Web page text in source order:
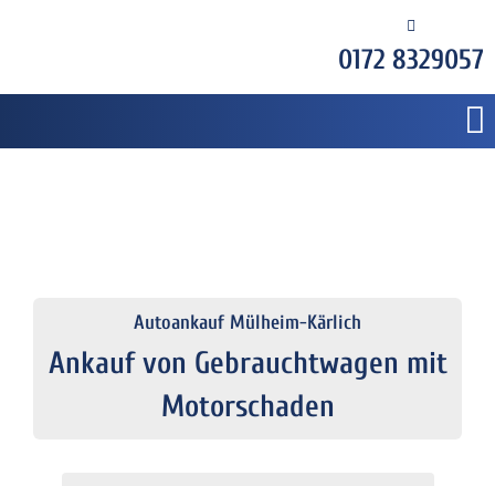
0172 8329057
Autoankauf Mülheim-Kärlich
Ankauf von Gebrauchtwagen mit
Motorschaden